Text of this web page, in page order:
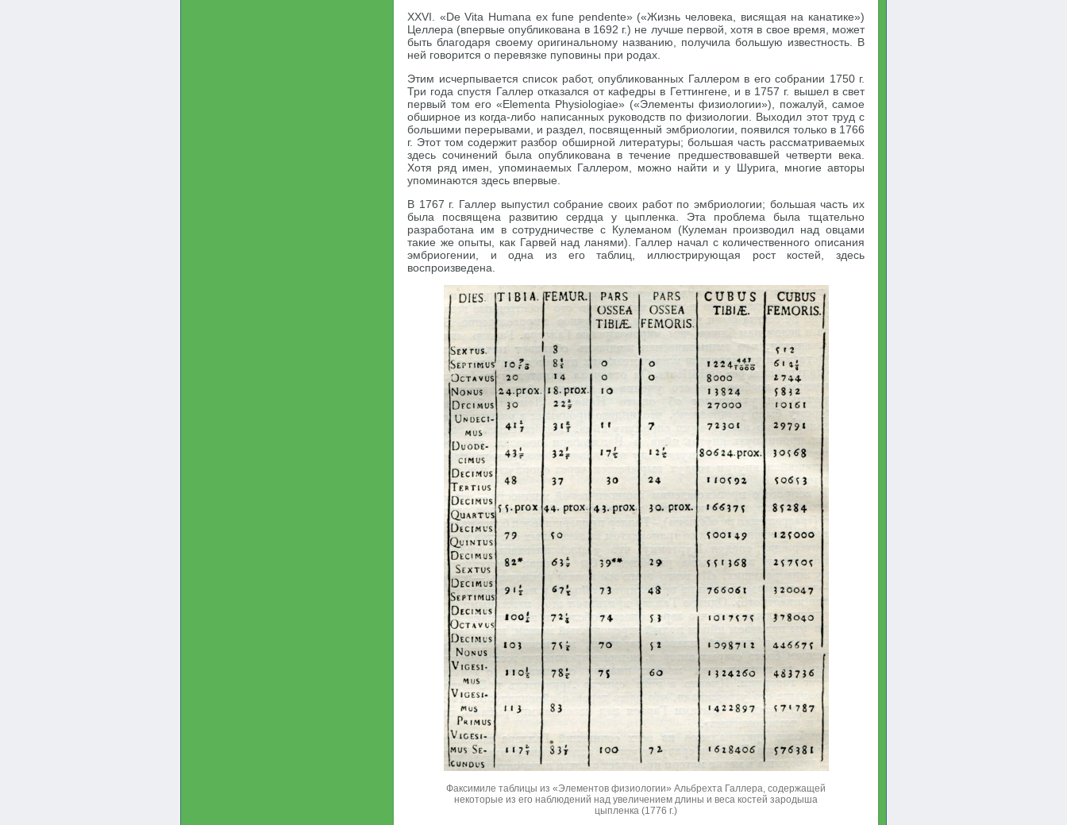
XXVI. «De Vita Humana ex fune pendente» («Жизнь человека, висящая на канатике»)
Целлера (впервые опубликована в 1692 г.) не лучше первой, хотя в свое время, может
быть благодаря своему оригинальному названию, получила большую известность. В
ней говорится о перевязке пуповины при родах.
Этим исчерпывается список работ, опубликованных Галлером в его собрании 1750 г.
Три года спустя Галлер отказался от кафедры в Геттингене, и в 1757 г. вышел в свет
первый том его «Elementa Physiologiae» («Элементы физиологии»), пожалуй, самое
обширное из когда-либо написанных руководств по физиологии. Выходил этот труд с
большими перерывами, и раздел, посвященный эмбриологии, появился только в 1766
г. Этот том содержит разбор обширной литературы; большая часть рассматриваемых
здесь сочинений была опубликована в течение предшествовавшей четверти века.
Хотя ряд имен, упоминаемых Галлером, можно найти и у Шурига, многие авторы
упоминаются здесь впервые.
В 1767 г. Галлер выпустил собрание своих работ по эмбриологии; большая часть их
была посвящена развитию сердца у цыпленка. Эта проблема была тщательно
разработана им в сотрудничестве с Кулеманом (Кулеман производил над овцами
такие же опыты, как Гарвей над ланями). Галлер начал с количественного описания
эмбриогении, и одна из его таблиц, иллюстрирующая рост костей, здесь
воспроизведена.
Факсимиле таблицы из «Элементов физиологии» Альбрехта Галлера, содержащей
некоторые из его наблюдений над увеличением длины и веса костей зародыша
цыпленка (1776 г.)